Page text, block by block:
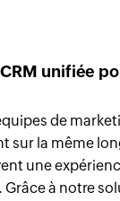
unifiée
de
sur la même
une
à notre